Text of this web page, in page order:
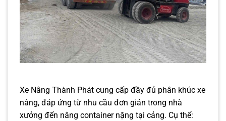
Xe Nâng Thành Phát cung cấp đầy đủ phân khúc xe
nâng, đáp ứng từ nhu cầu đơn giản trong nhà
xưởng đến nâng container nặng tại cảng. Cụ thể: